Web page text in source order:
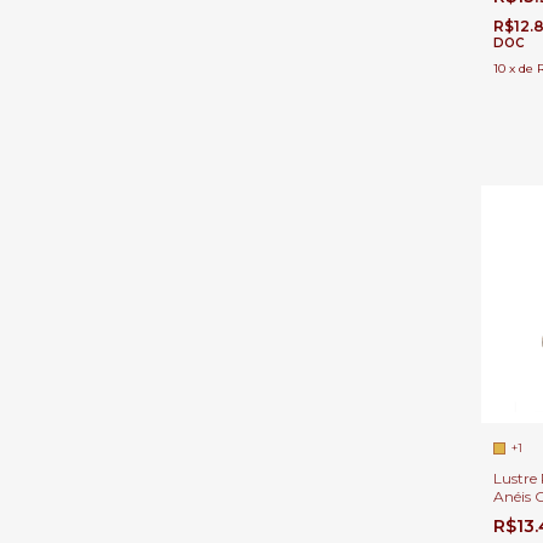
DOC
10 x de
+1
Lustre
Anéis